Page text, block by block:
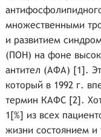
множественными
и развитием
(ПОН) на фоне
антител (АФА) [1].
который в 1992 г.
термин КАФС [2].
1[%] из всех
жизни состоянием и